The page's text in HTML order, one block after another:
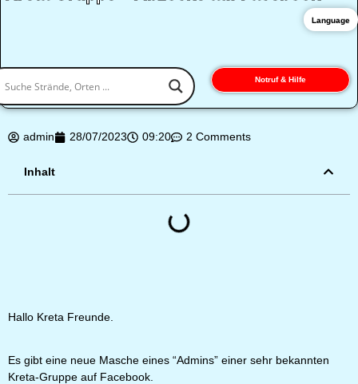
Notruf & Hilfe
admin 28/07/2023 09:20 2 Comments
Inhalt
Hallo Kreta Freunde.
Es gibt eine neue Masche eines “Admins” einer sehr bekannten
Kreta-Gruppe auf Facebook.
Language